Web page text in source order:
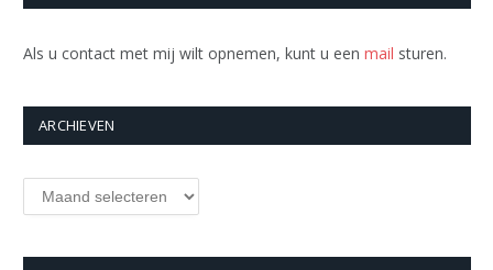
Als u contact met mij wilt opnemen, kunt u een mail sturen.
ARCHIEVEN
Archieven